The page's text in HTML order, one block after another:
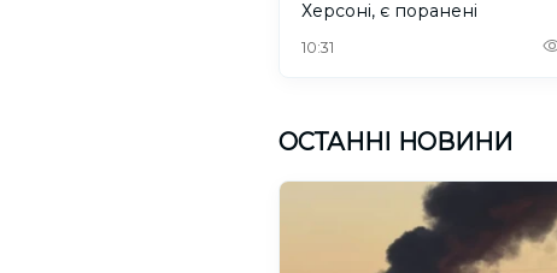
Херсоні, є поранені
10:31
ОСТАННІ НОВИНИ